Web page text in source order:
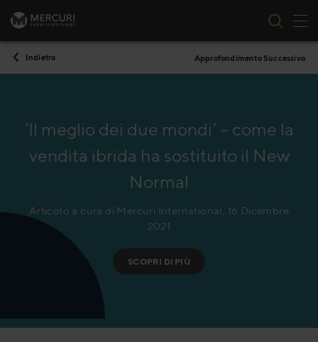
Vai al contenuto
Indietro Approfondimento Successivo
‘Il meglio dei due mondi’ – come la
vendita ibrida ha sostituito il New
Normal
Articolo a cura di Mercuri International, 16 Dicembre
2021
SCOPRI DI PIÙ